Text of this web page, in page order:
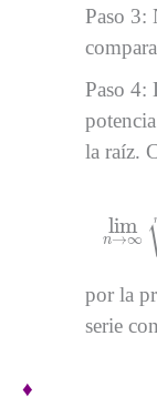
Paso 3:
Paso 4:
la raíz.
lim
n→∞
por la
serie
♦